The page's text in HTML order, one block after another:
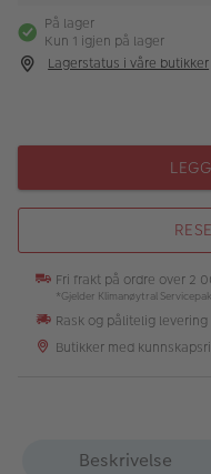
På lager
Kun 1 igjen på lager
Lagerstatus i våre butikker
Fri frakt på ordre over 2
*Gjelder Klimanøytral
Rask og pålitelig levering
Butikker med
Beskrivelse